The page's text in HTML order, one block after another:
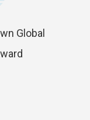
Global